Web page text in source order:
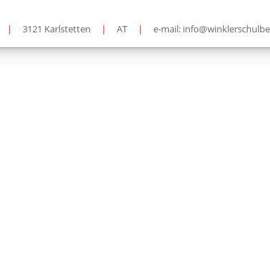
| 3121 Karlstetten | AT | e-mail: